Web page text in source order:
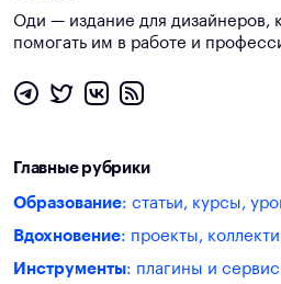
Оди — издание для дизайнеров,
помогать им в работе и
Главные рубрики
Образование: статьи, курсы,
Вдохновение: проекты,
Инструменты: плагины и